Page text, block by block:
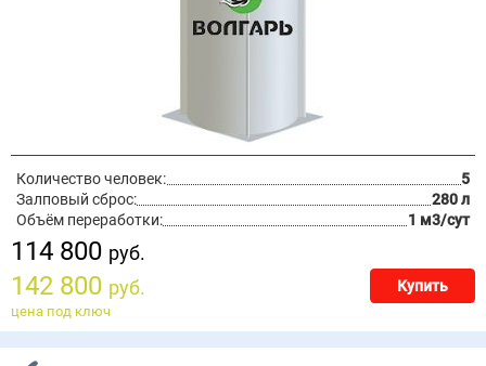
Количество человек:
5
Залповый сброс:
280 л
Объём переработки:
1 м3/сут
114 800 руб.
142 800 руб. Купить
цена под ключ